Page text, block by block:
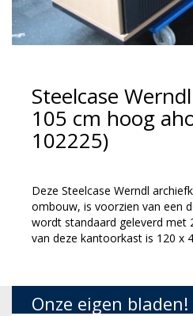
Steelcase
105 cm hoog
102225)
Deze Steelcase Werndl
ombouw, is voorzien van een
wordt standaard geleverd met
van deze kantoorkast is 120 x
Onze eigen bladen!